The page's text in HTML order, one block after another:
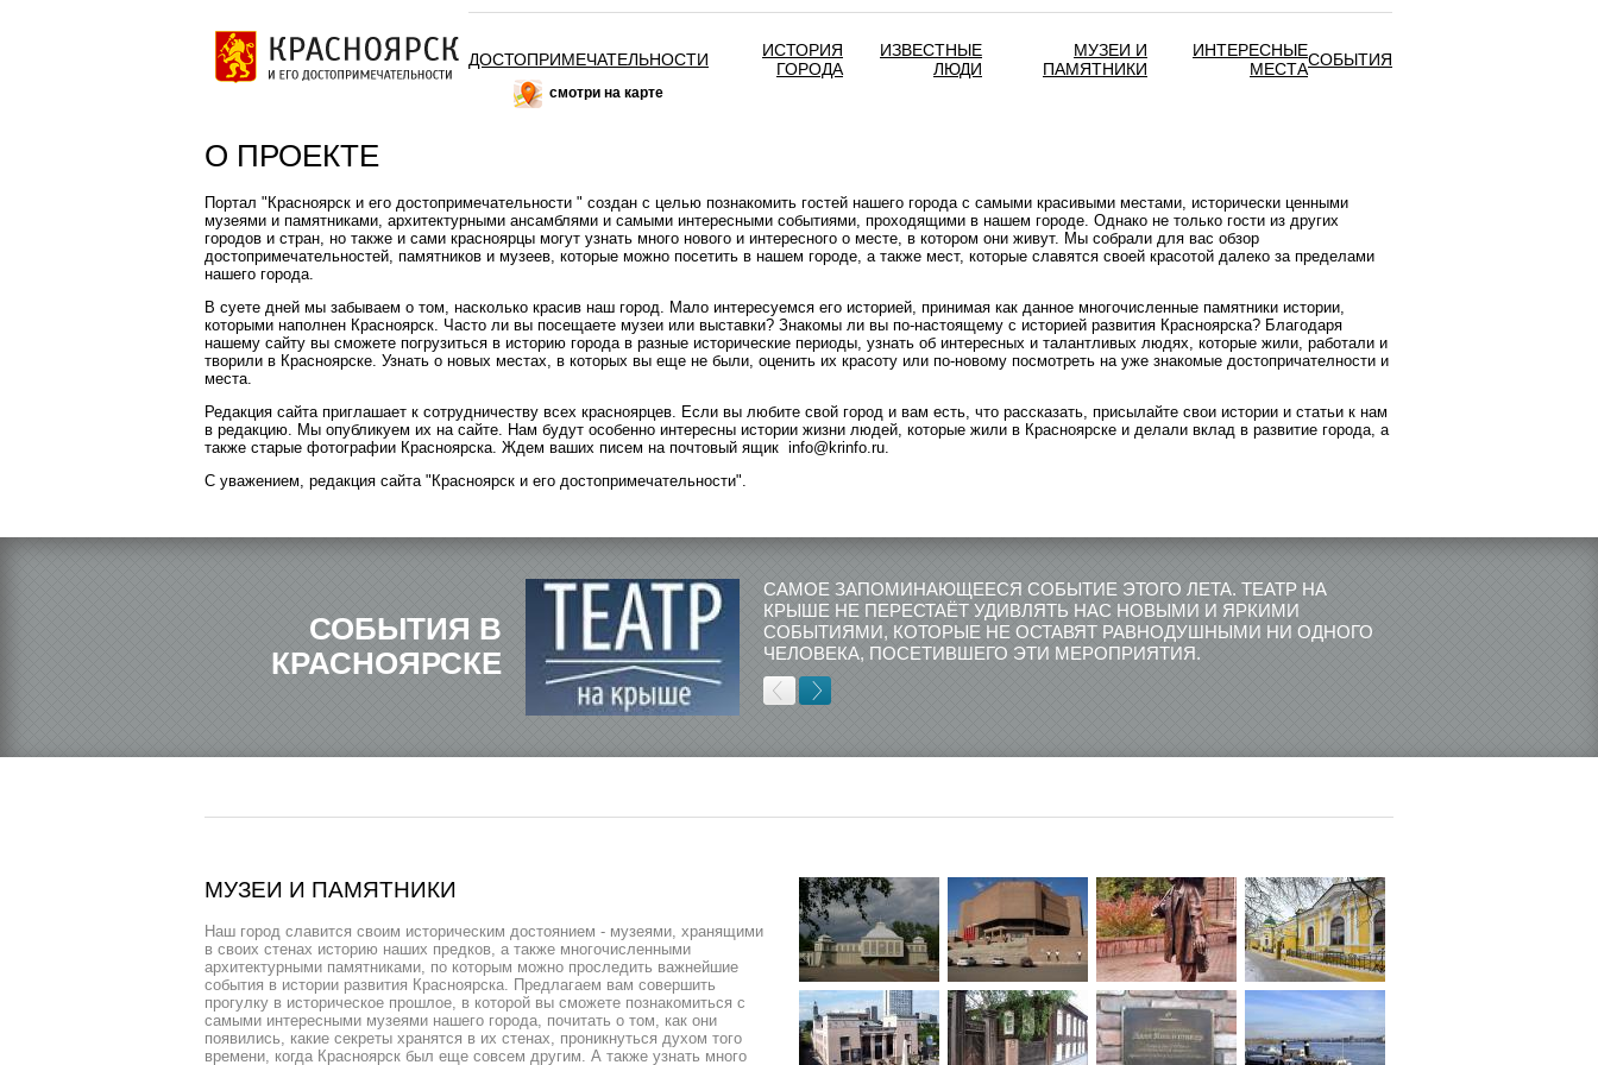
ДОСТОПРИМЕЧАТЕЛЬНОСТИ
ИСТОРИЯ
ГОРОДА
ИЗВЕСТНЫЕ
ЛЮДИ
МУЗЕИ И
ПАМЯТНИКИ
ИНТЕРЕСНЫЕ
МЕСТАСОБЫТИЯ
смотри на карте
О ПРОЕКТЕ
Портал "Красноярск и его достопримечательности " создан с целью познакомить гостей нашего города с самыми красивыми местами, исторически ценными
музеями и памятниками, архитектурными ансамблями и самыми интересными событиями, проходящими в нашем городе. Однако не только гости из других
городов и стран, но также и сами красноярцы могут узнать много нового и интересного о месте, в котором они живут. Мы собрали для вас обзор
достопримечательностей, памятников и музеев, которые можно посетить в нашем городе, а также мест, которые славятся своей красотой далеко за пределами
нашего города.
В суете дней мы забываем о том, насколько красив наш город. Мало интересуемся его историей, принимая как данное многочисленные памятники истории,
которыми наполнен Красноярск. Часто ли вы посещаете музеи или выставки? Знакомы ли вы по-настоящему с историей развития Красноярска? Благодаря
нашему сайту вы сможете погрузиться в историю города в разные исторические периоды, узнать об интересных и талантливых людях, которые жили, работали и
творили в Красноярске. Узнать о новых местах, в которых вы еще не были, оценить их красоту или по-новому посмотреть на уже знакомые достопричателности и
места.
Редакция сайта приглашает к сотрудничеству всех красноярцев. Если вы любите свой город и вам есть, что рассказать, присылайте свои истории и статьи к нам
в редакцию. Мы опубликуем их на сайте. Нам будут особенно интересны истории жизни людей, которые жили в Красноярске и делали вклад в развитие города, а
также старые фотографии Красноярска. Ждем ваших писем на почтовый ящик info@krinfo.ru.
С уважением, редакция сайта "Красноярск и его достопримечательности".
СОБЫТИЯ В
КРАСНОЯРСКЕ
САМОЕ ЗАПОМИНАЮЩЕЕСЯ СОБЫТИЕ ЭТОГО ЛЕТА. ТЕАТР НА
КРЫШЕ НЕ ПЕРЕСТАЁТ УДИВЛЯТЬ НАС НОВЫМИ И ЯРКИМИ
СОБЫТИЯМИ, КОТОРЫЕ НЕ ОСТАВЯТ РАВНОДУШНЫМИ НИ ОДНОГО
ЧЕЛОВЕКА, ПОСЕТИВШЕГО ЭТИ МЕРОПРИЯТИЯ.
МУЗЕИ И ПАМЯТНИКИ
Наш город славится своим историческим достоянием - музеями, хранящими
в своих стенах историю наших предков, а также многочисленными
архитектурными памятниками, по которым можно проследить важнейшие
события в истории развития Красноярска. Предлагаем вам совершить
прогулку в историческое прошлое, в которой вы сможете познакомиться с
самыми интересными музеями нашего города, почитать о том, как они
появились, какие секреты хранятся в их стенах, проникнуться духом того
времени, когда Красноярск был еще совсем другим. А также узнать много